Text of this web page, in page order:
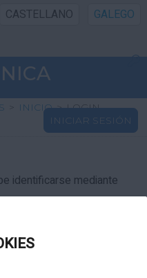
CASTELLANO GALEGO
PÚBLICA
> INICIO > LOGIN
INICIAR SESIÓN
identificarse mediante